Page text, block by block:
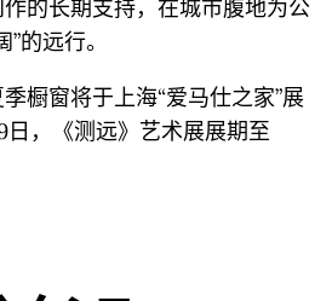
的长期支持，在城市腹地为公
的远行。
橱窗将于上海“爱马仕之家”展
日，《测远》艺术展展期至